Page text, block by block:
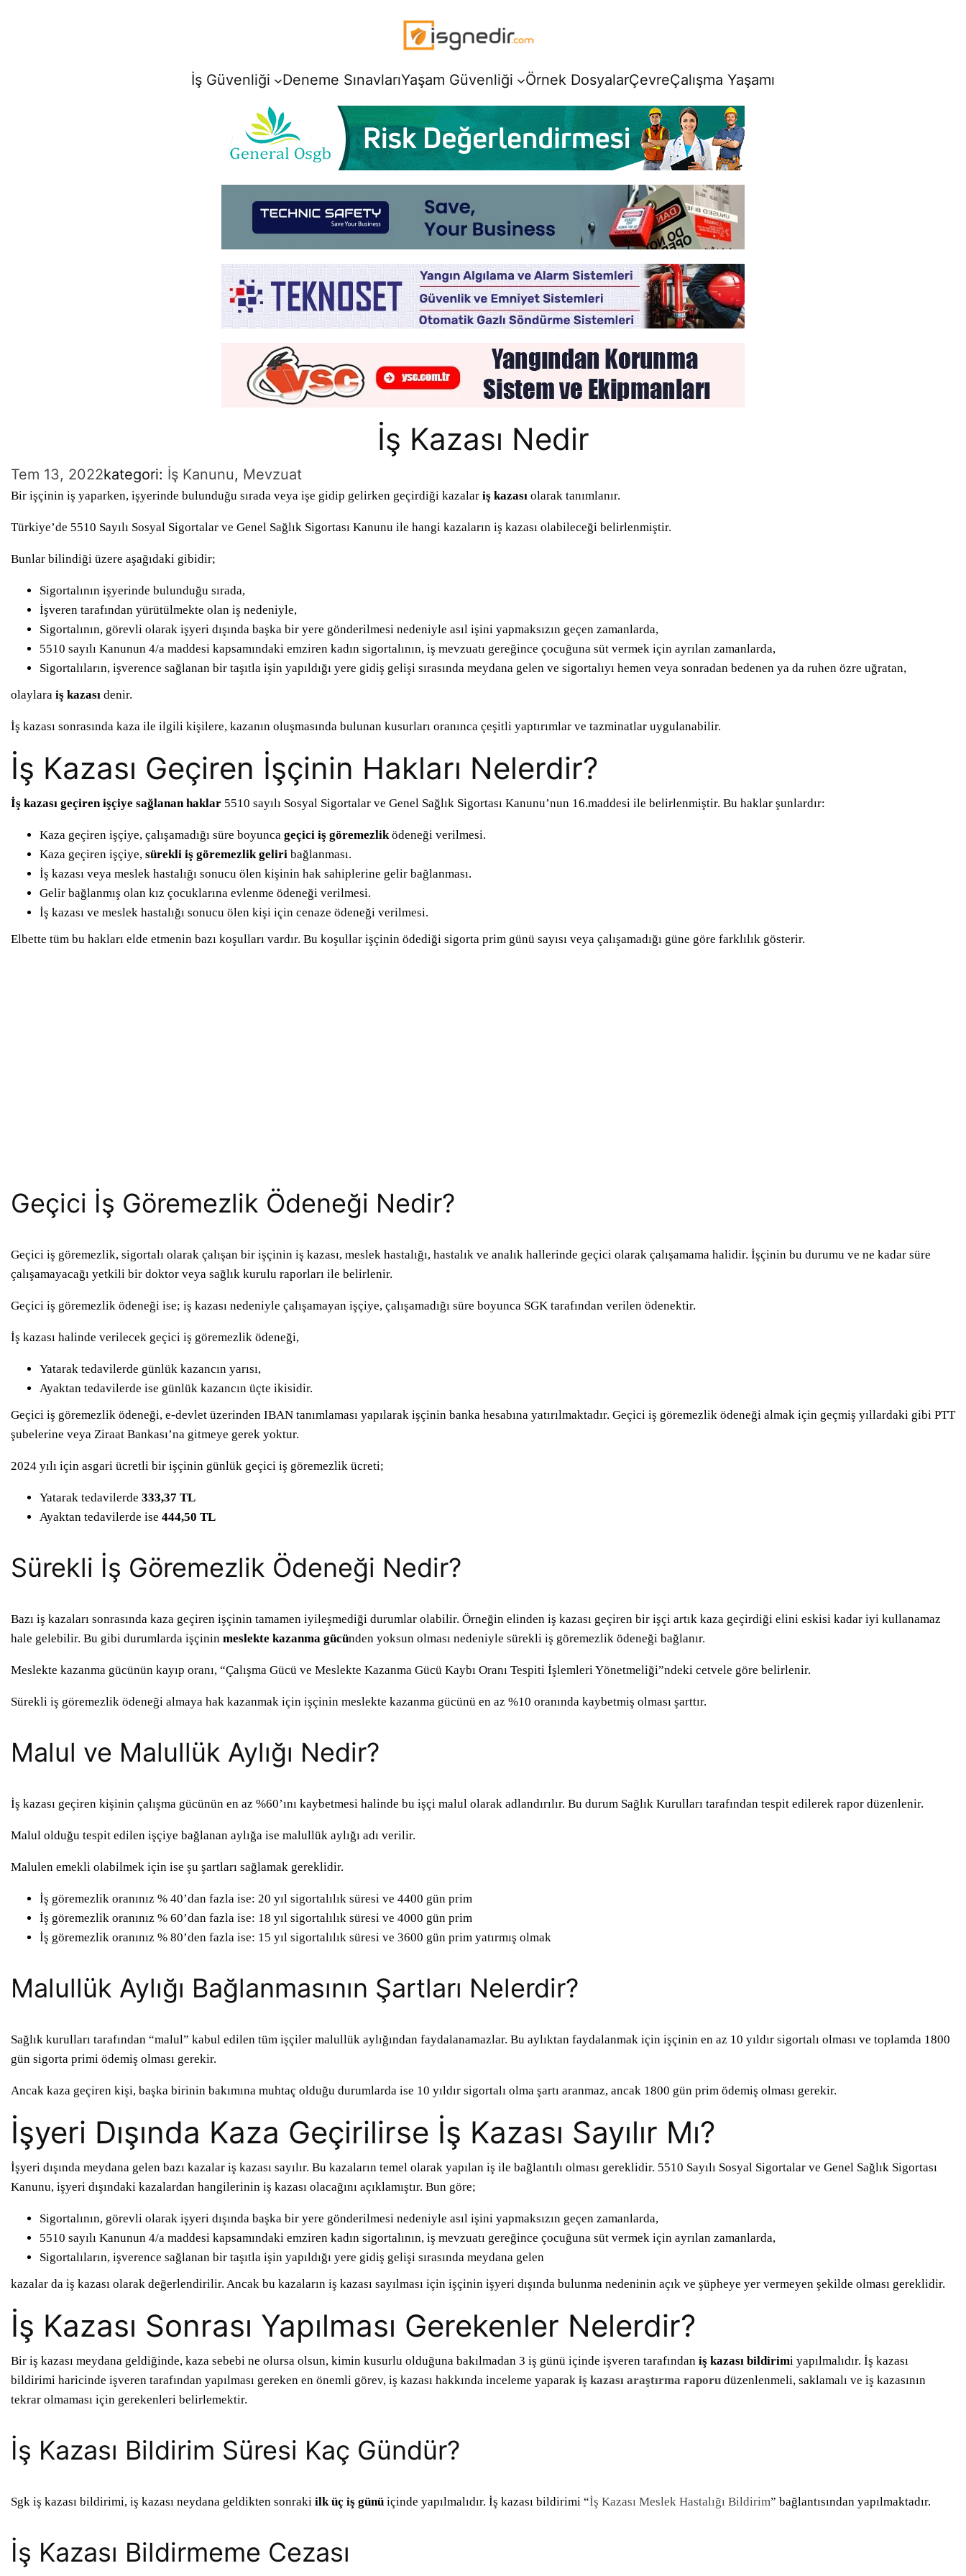
İş Güvenliği Deneme SınavlarıYaşam Güvenliği Örnek DosyalarÇevreÇalışma Yaşamı
İş Kazası Nedir
Tem 13, 2022kategori: İş Kanunu, Mevzuat
Bir işçinin iş yaparken, işyerinde bulunduğu sırada veya işe gidip gelirken geçirdiği kazalar iş kazası olarak tanımlanır.
Türkiye’de 5510 Sayılı Sosyal Sigortalar ve Genel Sağlık Sigortası Kanunu ile hangi kazaların iş kazası olabileceği belirlenmiştir.
Bunlar bilindiği üzere aşağıdaki gibidir;
Sigortalının işyerinde bulunduğu sırada,
İşveren tarafından yürütülmekte olan iş nedeniyle,
Sigortalının, görevli olarak işyeri dışında başka bir yere gönderilmesi nedeniyle asıl işini yapmaksızın geçen zamanlarda,
5510 sayılı Kanunun 4/a maddesi kapsamındaki emziren kadın sigortalının, iş mevzuatı gereğince çocuğuna süt vermek için ayrılan zamanlarda,
Sigortalıların, işverence sağlanan bir taşıtla işin yapıldığı yere gidiş gelişi sırasında meydana gelen ve sigortalıyı hemen veya sonradan bedenen ya da ruhen özre uğratan,
olaylara iş kazası denir.
İş kazası sonrasında kaza ile ilgili kişilere, kazanın oluşmasında bulunan kusurları oranınca çeşitli yaptırımlar ve tazminatlar uygulanabilir.
İş Kazası Geçiren İşçinin Hakları Nelerdir?
İş kazası geçiren işçiye sağlanan haklar 5510 sayılı Sosyal Sigortalar ve Genel Sağlık Sigortası Kanunu’nun 16.maddesi ile belirlenmiştir. Bu haklar şunlardır:
Kaza geçiren işçiye, çalışamadığı süre boyunca geçici iş göremezliködeneği verilmesi.
Kaza geçiren işçiye, sürekli iş göremezlik geliri bağlanması.
İş kazası veya meslek hastalığı sonucu ölen kişinin hak sahiplerine gelir bağlanması.
Gelir bağlanmış olan kız çocuklarına evlenme ödeneği verilmesi.
İş kazası ve meslek hastalığı sonucu ölen kişi için cenaze ödeneği verilmesi.
Elbette tüm bu hakları elde etmenin bazı koşulları vardır. Bu koşullar işçinin ödediği sigorta prim günü sayısı veya çalışamadığı güne göre farklılık gösterir.
Geçici İş Göremezlik Ödeneği Nedir?
Geçici iş göremezlik, sigortalı olarak çalışan bir işçinin iş kazası, meslek hastalığı, hastalık ve analık hallerinde geçici olarak çalışamama halidir. İşçinin bu durumu ve ne kadar süre
çalışamayacağı yetkili bir doktor veya sağlık kurulu raporları ile belirlenir.
Geçici iş göremezlik ödeneği ise; iş kazası nedeniyle çalışamayan işçiye, çalışamadığı süre boyunca SGK tarafından verilen ödenektir.
İş kazası halinde verilecek geçici iş göremezlik ödeneği,
Yatarak tedavilerde günlük kazancın yarısı,
Ayaktan tedavilerde ise günlük kazancın üçte ikisidir.
Geçici iş göremezlik ödeneği, e-devlet üzerinden IBAN tanımlaması yapılarak işçinin banka hesabına yatırılmaktadır. Geçici iş göremezlik ödeneği almak için geçmiş yıllardaki gibi PTT
şubelerine veya Ziraat Bankası’na gitmeye gerek yoktur.
2024 yılı için asgari ücretli bir işçinin günlük geçici iş göremezlik ücreti;
Yatarak tedavilerde 333,37 TL
Ayaktan tedavilerde ise 444,50 TL
Sürekli İş Göremezlik Ödeneği Nedir?
Bazı iş kazaları sonrasında kaza geçiren işçinin tamamen iyileşmediği durumlar olabilir. Örneğin elinden iş kazası geçiren bir işçi artık kaza geçirdiği elini eskisi kadar iyi kullanamaz
hale gelebilir. Bu gibi durumlarda işçinin meslekte kazanma gücünden yoksun olması nedeniyle sürekli iş göremezlik ödeneği bağlanır.
Meslekte kazanma gücünün kayıp oranı, “Çalışma Gücü ve Meslekte Kazanma Gücü Kaybı Oranı Tespiti İşlemleri Yönetmeliği”ndeki cetvele göre belirlenir.
Sürekli iş göremezlik ödeneği almaya hak kazanmak için işçinin meslekte kazanma gücünü en az %10 oranında kaybetmiş olması şarttır.
Malul ve Malullük Aylığı Nedir?
İş kazası geçiren kişinin çalışma gücünün en az %60’ını kaybetmesi halinde bu işçi malul olarak adlandırılır. Bu durum Sağlık Kurulları tarafından tespit edilerek rapor düzenlenir.
Malul olduğu tespit edilen işçiye bağlanan aylığa ise malullük aylığı adı verilir.
Malulen emekli olabilmek için ise şu şartları sağlamak gereklidir.
İş göremezlik oranınız % 40’dan fazla ise: 20 yıl sigortalılık süresi ve 4400 gün prim
İş göremezlik oranınız % 60’dan fazla ise: 18 yıl sigortalılık süresi ve 4000 gün prim
İş göremezlik oranınız % 80’den fazla ise: 15 yıl sigortalılık süresi ve 3600 gün prim yatırmış olmak
Malullük Aylığı Bağlanmasının Şartları Nelerdir?
Sağlık kurulları tarafından “malul” kabul edilen tüm işçiler malullük aylığından faydalanamazlar. Bu aylıktan faydalanmak için işçinin en az 10 yıldır sigortalı olması ve toplamda 1800
gün sigorta primi ödemiş olması gerekir.
Ancak kaza geçiren kişi, başka birinin bakımına muhtaç olduğu durumlarda ise 10 yıldır sigortalı olma şartı aranmaz, ancak 1800 gün prim ödemiş olması gerekir.
İşyeri Dışında Kaza Geçirilirse İş Kazası Sayılır Mı?
İşyeri dışında meydana gelen bazı kazalar iş kazası sayılır. Bu kazaların temel olarak yapılan iş ile bağlantılı olması gereklidir. 5510 Sayılı Sosyal Sigortalar ve Genel Sağlık Sigortası
Kanunu, işyeri dışındaki kazalardan hangilerinin iş kazası olacağını açıklamıştır. Bun göre;
Sigortalının, görevli olarak işyeri dışında başka bir yere gönderilmesi nedeniyle asıl işini yapmaksızın geçen zamanlarda,
5510 sayılı Kanunun 4/a maddesi kapsamındaki emziren kadın sigortalının, iş mevzuatı gereğince çocuğuna süt vermek için ayrılan zamanlarda,
Sigortalıların, işverence sağlanan bir taşıtla işin yapıldığı yere gidiş gelişi sırasında meydana gelen
kazalar da iş kazası olarak değerlendirilir. Ancak bu kazaların iş kazası sayılması için işçinin işyeri dışında bulunma nedeninin açık ve şüpheye yer vermeyen şekilde olması gereklidir.
İş Kazası Sonrası Yapılması Gerekenler Nelerdir?
Bir iş kazası meydana geldiğinde, kaza sebebi ne olursa olsun, kimin kusurlu olduğuna bakılmadan 3 iş günü içinde işveren tarafından iş kazası bildirimi yapılmalıdır. İş kazası
bildirimi haricinde işveren tarafından yapılması gereken en önemli görev, iş kazası hakkında inceleme yaparak iş kazası araştırma raporu düzenlenmeli, saklamalı ve iş kazasının
tekrar olmaması için gerekenleri belirlemektir.
İş Kazası Bildirim Süresi Kaç Gündür?
Sgk iş kazası bildirimi, iş kazası neydana geldikten sonraki ilk üç iş günü içinde yapılmalıdır. İş kazası bildirimi “İş Kazası Meslek Hastalığı Bildirim” bağlantısından yapılmaktadır.
İş Kazası Bildirmeme Cezası